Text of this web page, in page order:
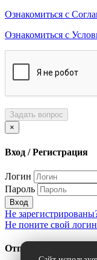
Ознакомиться с
Ознакомиться с
Задать вопрос
×
Вход / Регистрация
Логин
Пароль
Вход
Не
Не поните свой
Отправить